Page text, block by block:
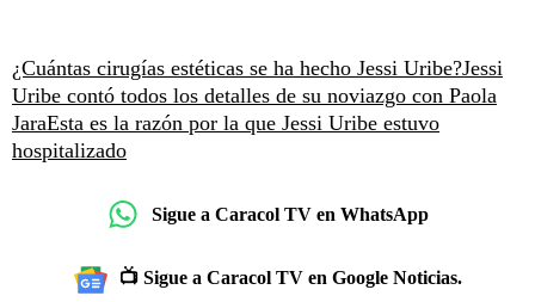
¿Cuántas cirugías estéticas se ha hecho Jessi Uribe?Jessi
Uribe contó todos los detalles de su noviazgo con Paola
JaraEsta es la razón por la que Jessi Uribe estuvo
hospitalizado
Sigue a Caracol TV en WhatsApp
📺 Sigue a Caracol TV en Google Noticias.